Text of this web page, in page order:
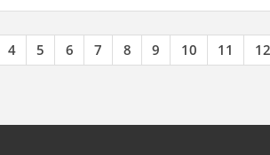
4 5 6 7 8 9 10 11 12